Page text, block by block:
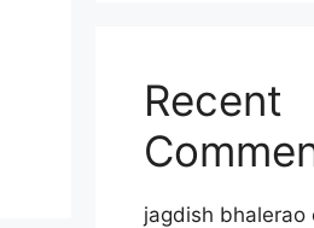
Recent
jagdish bhalerao